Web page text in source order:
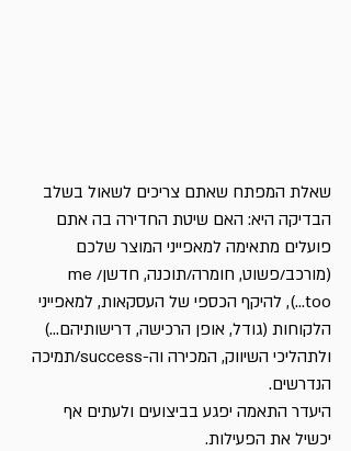
שאלת המפתח שאתם צריכים לשאול בשלב
הבדיקה היא: האם שיטת החדירה בה אתם
פועלים מתאימה למאפייני המוצר שלכם
(מורכב/פשוט, חומרה/תוכנה, חדשן/me
too...), להיקף הכספי של העסקאות, למאפייני
הלקוחות (גודל, אופן הרכישה, דרישותיהם...)
ולתהליכי השיווק, המכירה וה-success/תמיכה
הנדרשים.
היעדר התאמה יפגע בביצועים ולעתים אף
יכשיל את הפעילות.